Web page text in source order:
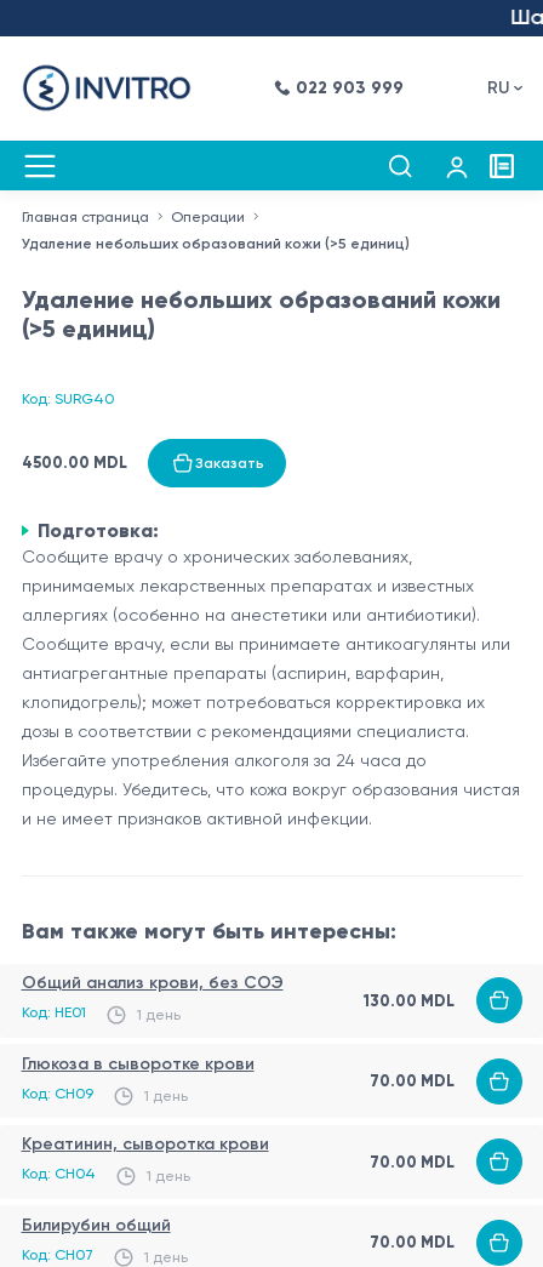
022 903 999 RU
Главная страница
Операции
Удаление небольших образований кожи (>5 единиц)
Удаление небольших образований кожи
(>5 единиц)
Код: SURG40
4500.00 MDL Заказать
Подготовка:
Сообщите врачу о хронических заболеваниях,
принимаемых лекарственных препаратах и ​​известных
аллергиях (особенно на анестетики или антибиотики).
Сообщите врачу, если вы принимаете антикоагулянты или
антиагрегантные препараты (аспирин, варфарин,
клопидогрель); может потребоваться корректировка их
дозы в соответствии с рекомендациями специалиста.
Избегайте употребления алкоголя за 24 часа до
процедуры. Убедитесь, что кожа вокруг образования чистая
и не имеет признаков активной инфекции.
Вам также могут быть интересны:
Общий анализ крови, без СОЭ
Код: HE01 1 день
130.00 MDL
Глюкоза в сыворотке крови
Код: CH09 1 день
70.00 MDL
Креатинин, сыворотка крови
Код: CH04 1 день
70.00 MDL
Билирубин общий
Код: CH07 1 день
70.00 MDL